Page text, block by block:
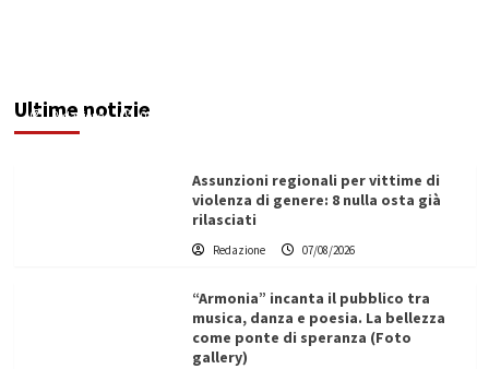
Ultime notizie
Redazione 07/08/2026
Assunzioni regionali per vittime di
violenza di genere: 8 nulla osta già
rilasciati
Redazione 07/08/2026
“Armonia” incanta il pubblico tra
musica, danza e poesia. La bellezza
come ponte di speranza (Foto
gallery)